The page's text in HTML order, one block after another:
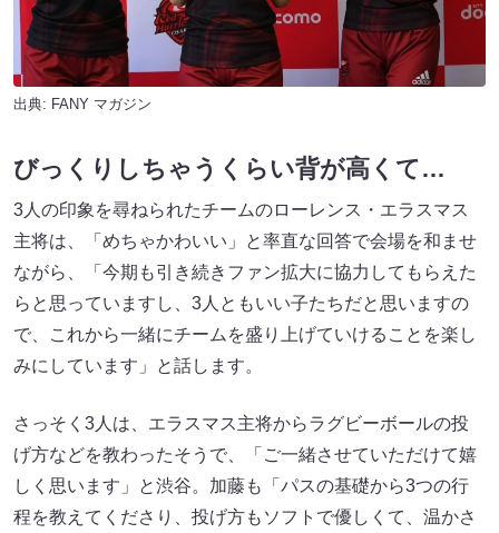
出典: FANY マガジン
びっくりしちゃうくらい背が高くて…
3人の印象を尋ねられたチームのローレンス・エラスマス
主将は、「めちゃかわいい」と率直な回答で会場を和ませ
ながら、「今期も引き続きファン拡大に協力してもらえた
らと思っていますし、3人ともいい子たちだと思いますの
で、これから一緒にチームを盛り上げていけることを楽し
みにしています」と話します。
さっそく3人は、エラスマス主将からラグビーボールの投
げ方などを教わったそうで、「ご一緒させていただけて嬉
しく思います」と渋谷。加藤も「パスの基礎から3つの行
程を教えてくださり、投げ方もソフトで優しくて、温かさ